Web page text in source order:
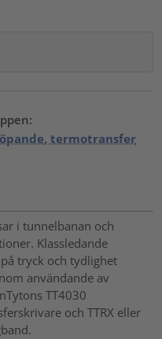
termotransfer
i tunnelbanan och
Klassledande
tryck och tydlighet
användande av
TT4030
och TTRX eller